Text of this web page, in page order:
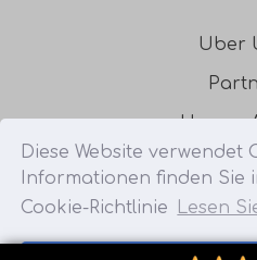
Diese Website verwendet
Informationen finden Sie
Cookie-Richtlinie
Lesen
Uber
Unsere
Easy Roll Up